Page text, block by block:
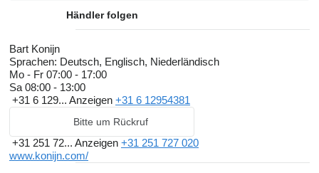
Händler folgen
Bart Konijn
Sprachen: Deutsch, Englisch, Niederländisch
Mo - Fr 07:00 - 17:00
Sa 08:00 - 13:00
+31 6 129... Anzeigen +31 6 12954381
Bitte um Rückruf
+31 251 72... Anzeigen +31 251 727 020
www.konijn.com/